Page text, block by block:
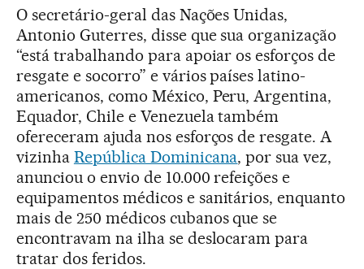
O secretário-geral das Nações Unidas,
Antonio Guterres, disse que sua organização
“está trabalhando para apoiar os esforços de
resgate e socorro” e vários países latino-
americanos, como México, Peru, Argentina,
Equador, Chile e Venezuela também
ofereceram ajuda nos esforços de resgate. A
vizinha República Dominicana, por sua vez,
anunciou o envio de 10.000 refeições e
equipamentos médicos e sanitários, enquanto
mais de 250 médicos cubanos que se
encontravam na ilha se deslocaram para
tratar dos feridos.